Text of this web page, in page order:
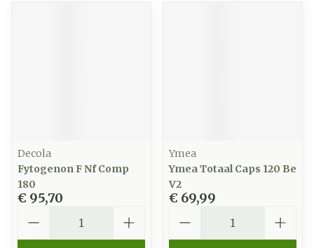
Decola
Fytogenon F Nf Comp
180
€ 95,70
Ymea
Ymea Totaal Caps 120 Be
V2
€ 69,99